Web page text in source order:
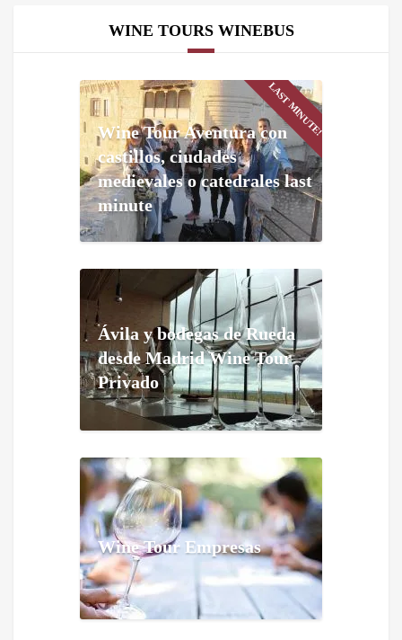
WINE TOURS WINEBUS
LAST MINUTE!
Wine Tour Aventura con
castillos, ciudades
medievales o catedrales last
minute
Ávila y bodegas de Rueda
desde Madrid Wine Tour
Privado
Wine Tour Empresas